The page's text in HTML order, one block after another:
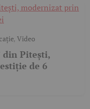
,Video
din Pitești,
de 6